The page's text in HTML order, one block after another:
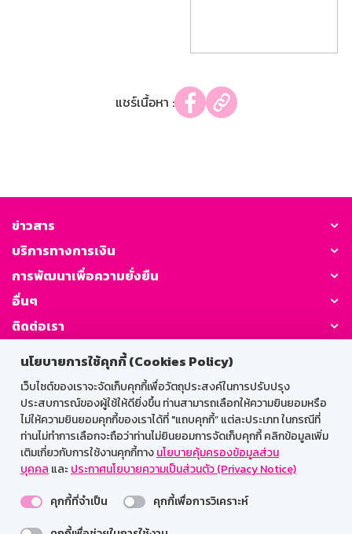
นโยบายการใช้คุกกี้ (Cookies Policy)
เว็บไซต์ของเราจะจัดเก็บคุกกี้เพื่อวัตถุประสงค์ในการปรับปรุง
ประสบการณ์ของผู้ใช้ให้ดียิ่งขึ้น ท่านสามารถเลือกให้ความยินยอมหรือ
ไม่ให้ความยินยอมคุกกี้ของเราได้ที่ "แถบคุกกี้” แต่ละประเภท ในกรณีที่
ท่านไม่ทำการเลือกจะถือว่าท่านไม่ยินยอมการจัดเก็บคุกกี้ คลิกข้อมูลเพิ่ม
เติมเกี่ยวกับการใช้งานคุกกี้ทางนโยบายคุ้มครองข้อมูลส่วน
บุคคล และประกาศนโยบายความเป็นส่วนตัว (Privacy Notice)
คุกกี้ที่จำเป็น
คุกกี้เพื่อการวิเคราะห์
แชร์เนื้อหา :
ข่าวสาร
บริการทางการเงิน
การพัฒนาเพื่อความยั่งยืน
อื่นๆ
ติดต่อเรา
GSB Society:
สำหรับพนักงาน
Web HR
GSB Wisdom
M-Search
เข้าสู่ระบบเน็ตเมล